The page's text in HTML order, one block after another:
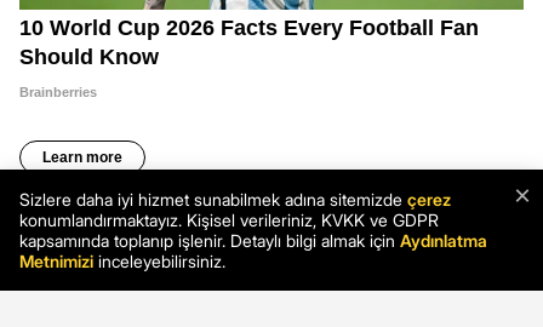
×
Sizlere daha iyi hizmet sunabilmek adına sitemizde çerez
konumlandırmaktayız. Kişisel verileriniz, KVKK ve GDPR
kapsamında toplanıp işlenir. Detaylı bilgi almak için Aydınlatma
Metnimizi inceleyebilirsiniz.